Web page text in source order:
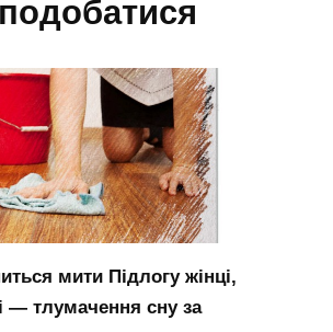
мити Підлогу жінці,
— тлумачення сну за